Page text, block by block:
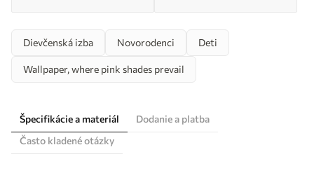
Dievčenská izba Novorodenci Deti
Wallpaper, where pink shades prevail
Špecifikácie a materiál
Dodanie a platba
Často kladené otázky